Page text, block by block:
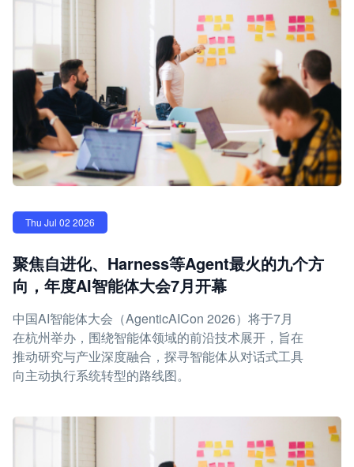
Thu Jul 02 2026
聚焦自进化、Harness等Agent最火的九个方
向，年度AI智能体大会7月开幕
中国AI智能体大会（AgenticAICon 2026）将于7月
在杭州举办，围绕智能体领域的前沿技术展开，旨在
推动研究与产业深度融合，探寻智能体从对话式工具
向主动执行系统转型的路线图。